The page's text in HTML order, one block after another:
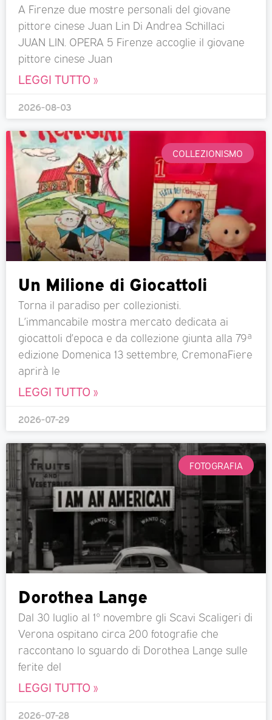
A Firenze due mostre personali del giovane
pittore cinese Juan Lin Di Andrea Schillaci
JUAN LIN. OPERA 5 Firenze accoglie il giovane
pittore cinese Juan
LEGGI TUTTO »
2026-08-03
COLLEZIONISMO
Un Milione di Giocattoli
Torna il paradiso per collezionisti.
L’immancabile mostra mercato dedicata ai
giocattoli d’epoca e da collezione giunta alla 79ª
edizione Domenica 13 settembre, CremonaFiere
aprirà le
LEGGI TUTTO »
2026-07-29
FOTOGRAFIA
Dorothea Lange
Dal 30 luglio al 1° novembre gli Scavi Scaligeri di
Verona ospitano circa 200 fotografie che
raccontano lo sguardo di Dorothea Lange sulle
ferite del
LEGGI TUTTO »
2026-07-28